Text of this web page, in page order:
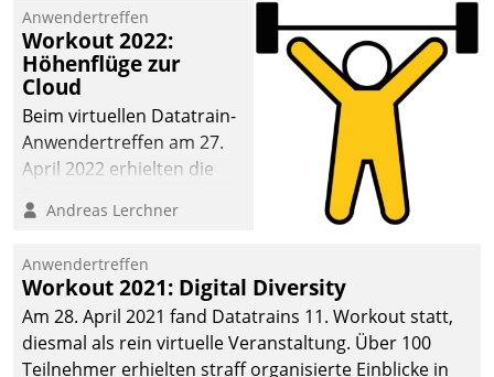
Mammutprojekte
meistern und Workloads
wuppen – bei zunehmend
anspruchsvollen
Aufgaben und
abnehmendem
Anwendertreffen
Workout 2022:
Höhenflüge zur
Cloud
Beim virtuellen Datatrain-
Anwendertreffen am 27.
April 2022 erhielten die
Teilnehmer kurzweilige
Cloud-Strategien und -
Lösungen mit hohem
Zukunftspotenzial.
Andreas Lerchner
Anwendertreffen
Workout 2021: Digital Diversity
Am 28. April 2021 fand Datatrains 11. Workout statt,
diesmal als rein virtuelle Veranstaltung. Über 100
Teilnehmer erhielten straff organisierte Einblicke in